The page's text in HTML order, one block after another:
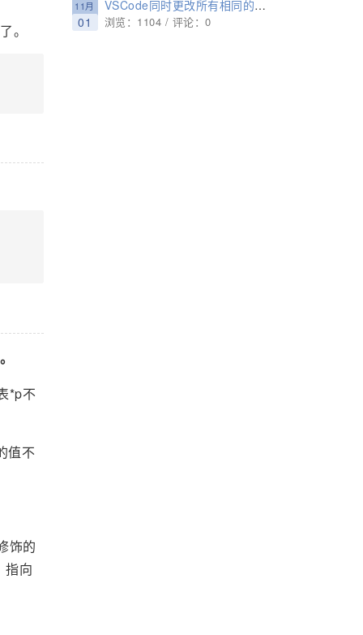
。
*p不
值不
饰的
指向
11月
01
VSCode同时更改所有相同的变量名或类名的图文教程
浏览：1104 / 评论：0